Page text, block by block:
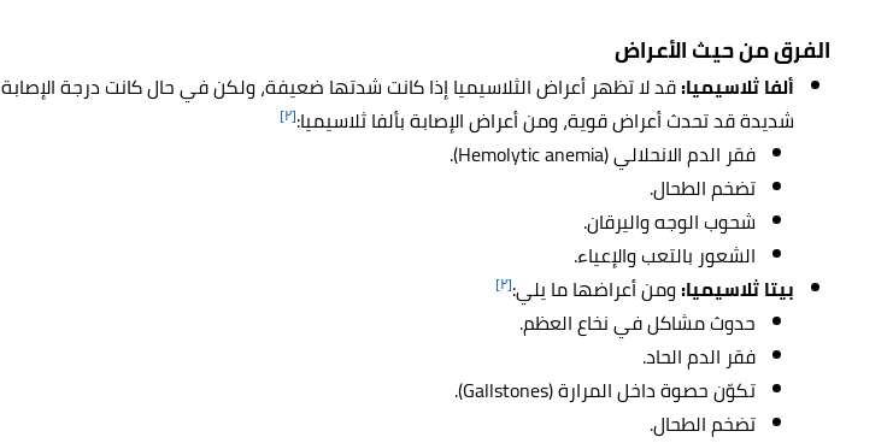
الفرق من حيث الأعراض
ألفا ثلاسيميا:قد لا تظهر أعراض الثلاسيميا إذا كانت شدتها ضعيفة، ولكن في حال كانت درجة الإصابة
شديدة قد تحدث أعراض قوية، ومن أعراض الإصابة بألفا ثلاسيميا:[٢]
فقر الدم الانحلالي (Hemolytic anemia).
تضخم الطحال.
شحوب الوجه واليرقان.
الشعور بالتعب والإعياء.
بيتا ثلاسيميا:ومن أعراضها ما يلي:[٢]
حدوث مشاكل في نخاع العظم.
فقر الدم الحاد.
تكوّن حصوة داخل المرارة (Gallstones).
تضخم الطحال.